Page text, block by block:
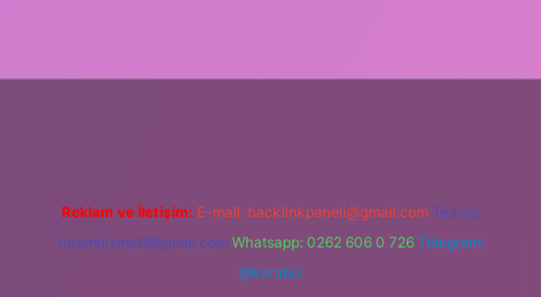
Reklam ve İletişim: E-mail: backlinkpaneli@gmail.com Teams:
forumhizmeti@gmail.com Whatsapp: 0262 606 0 726 Telegram:
@karabul